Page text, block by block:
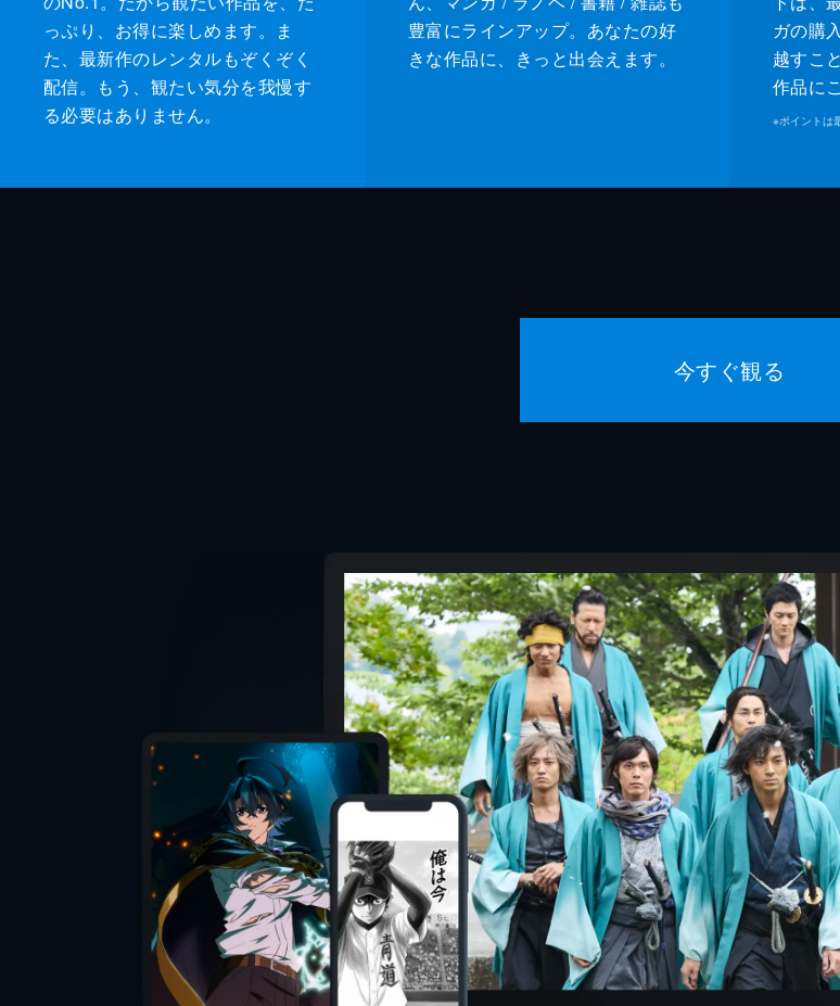
っぷり、お得に楽しめます。ま
た、最新作のレンタルもぞくぞく
配信。もう、観たい気分を我慢す
る必要はありません。
豊富にラインアップ。あなたの好
きな作品に、きっと出会えます。
ガの購
越すこ
作品に
※ポイントは
今すぐ観る